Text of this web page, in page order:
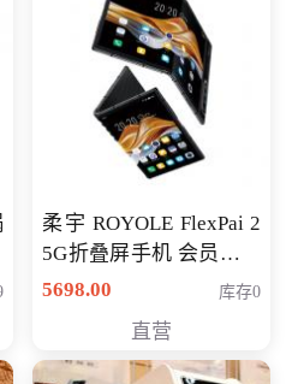
柔宇 ROYOLE FlexPai 2
5G折叠屏手机 会员专享
购买价格 4998元
5698.00 库存0
直营